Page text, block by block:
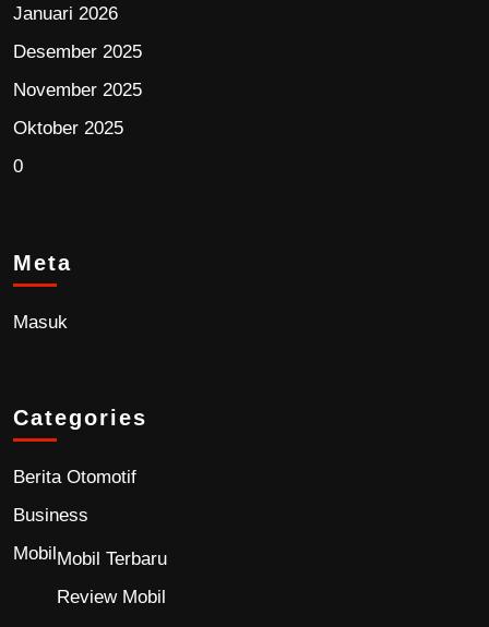
Januari 2026
Desember 2025
November 2025
Oktober 2025
0
Meta
Masuk
Categories
Berita Otomotif
Business
Mobil Mobil Terbaru
Review Mobil